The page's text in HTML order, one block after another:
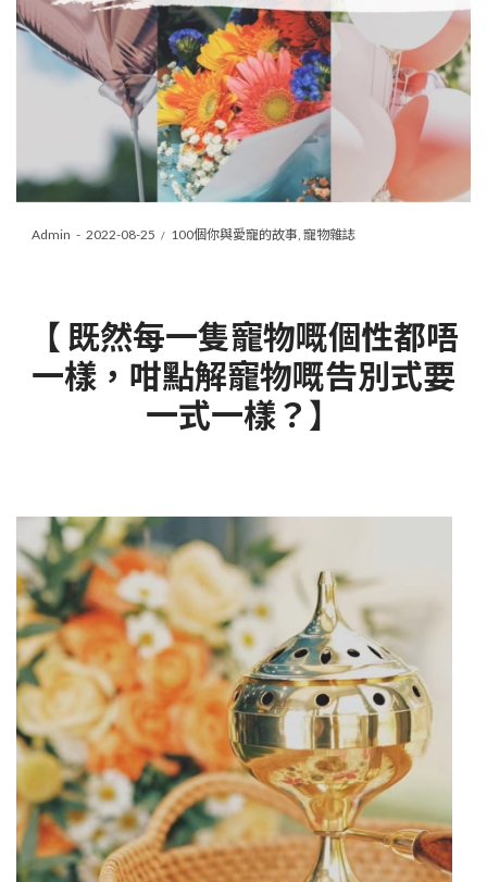
ByAdmin
Posted
2022-08-25
Posted
100個你與愛寵的故事 寵物雜誌
【 既然每一隻寵物嘅個性都唔
一樣，咁點解寵物嘅告別式要
一式一樣？】